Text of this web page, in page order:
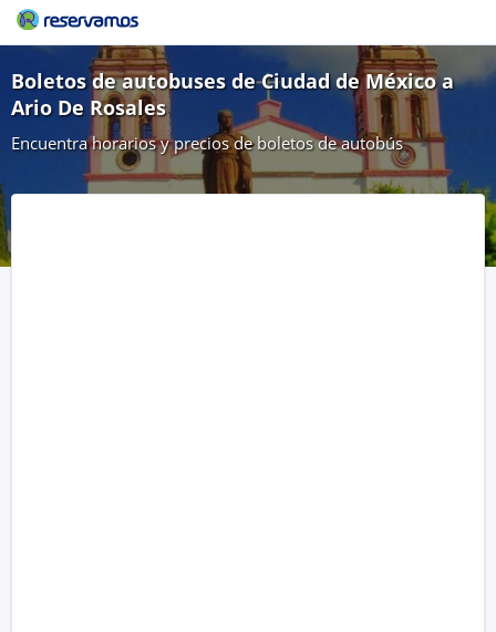
Boletos de autobuses de Ciudad de México a
Ario De Rosales
Encuentra horarios y precios de boletos de autobús